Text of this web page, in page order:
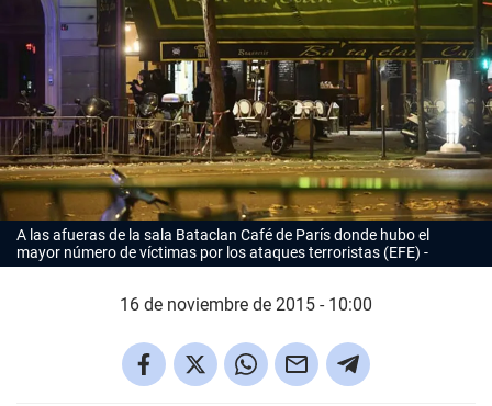
A las afueras de la sala Bataclan Café de París donde hubo el
mayor número de víctimas por los ataques terroristas (EFE)
16 de noviembre de 2015 - 10:00